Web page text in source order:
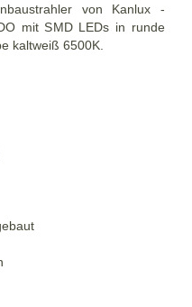
von Kanlux -
mit SMD LEDs in runde
kaltweiß 6500K.